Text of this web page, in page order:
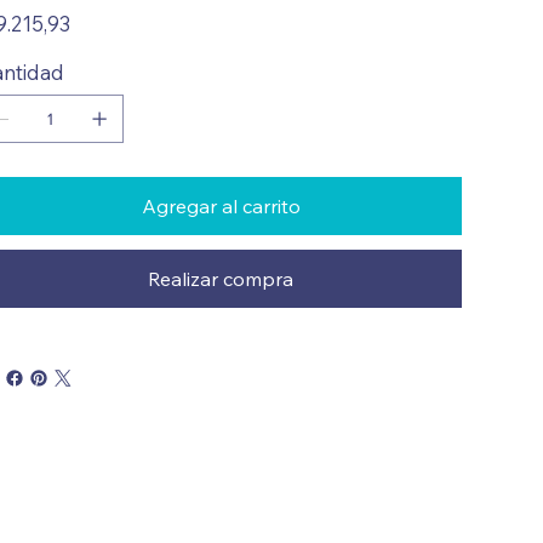
Agregar al carrito
Realizar compra